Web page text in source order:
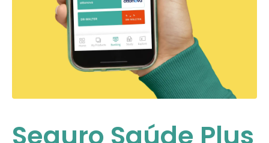
Seguro Saúde Plus